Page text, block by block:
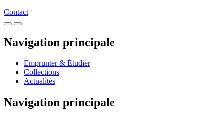
Contact
Navigation principale
Emprunter & Étudier
Collections
Actualités
Navigation principale